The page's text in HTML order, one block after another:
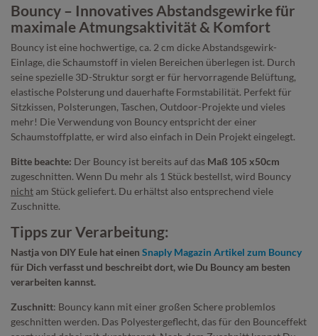
Bouncy – Innovatives Abstandsgewirke für
maximale Atmungsaktivität & Komfort
Bouncy ist eine hochwertige, ca. 2 cm dicke Abstandsgewirk-
Einlage, die Schaumstoff in vielen Bereichen überlegen ist. Durch
seine spezielle 3D-Struktur sorgt er für hervorragende Belüftung,
elastische Polsterung und dauerhafte Formstabilität. Perfekt für
Sitzkissen, Polsterungen, Taschen, Outdoor-Projekte und vieles
mehr! Die Verwendung von Bouncy entspricht der einer
Schaumstoffplatte, er wird also einfach in Dein Projekt eingelegt.
Bitte beachte: Der Bouncy ist bereits auf das Maß 105 x50cm
zugeschnitten. Wenn Du mehr als 1 Stück bestellst, wird Bouncy
nichtam Stück geliefert. Du erhältst also entsprechend viele
Zuschnitte.
Tipps zur Verarbeitung:
Nastja von DIY Eule hat einen Snaply Magazin Artikel zum Bouncy
für Dich verfasst und beschreibt dort, wie Du Bouncy am besten
verarbeiten kannst.
Zuschnitt: Bouncy kann mit einer großen Schere problemlos
geschnitten werden. Das Polyestergeflecht, das für den Bounceffekt